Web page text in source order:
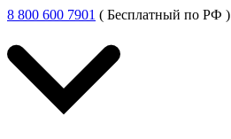
8 800 600 7901 ( Бесплатный по РФ )